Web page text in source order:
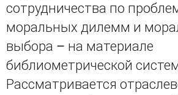
сотрудничества по
моральных дилемм и
выбора – на материале
библиометрической
Рассматривается